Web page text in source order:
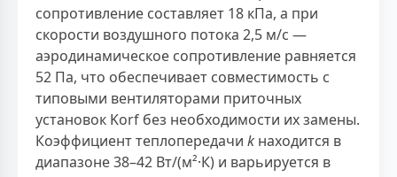
сопротивление составляет 18 кПа, а при
скорости воздушного потока 2,5 м/с —
аэродинамическое сопротивление равняется
52 Па, что обеспечивает совместимость с
типовыми вентиляторами приточных
установок Korf без необходимости их замены.
Коэффициент теплопередачи k находится в
диапазоне 38–42 Вт/(м²·К) и варьируется в